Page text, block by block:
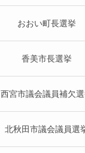
おおい町長選挙
香美市長選挙
西宮市議会議員補欠
北秋田市議会議員選